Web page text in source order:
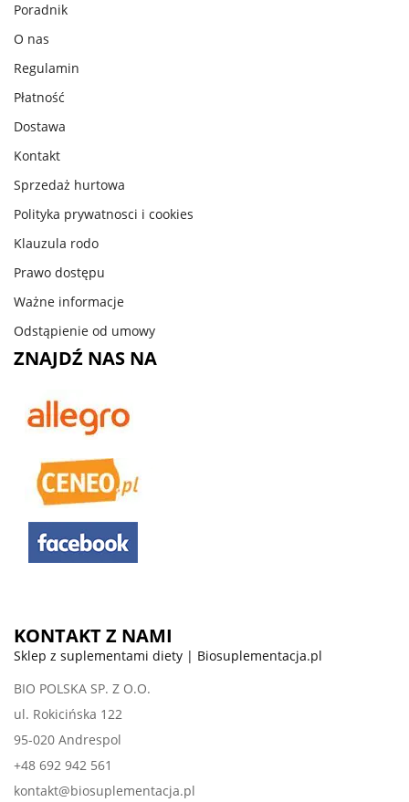
Poradnik
O nas
Regulamin
Płatność
Dostawa
Kontakt
Sprzedaż hurtowa
Polityka prywatnosci i cookies
Klauzula rodo
Prawo dostępu
Ważne informacje
Odstąpienie od umowy
ZNAJDŹ NAS NA
KONTAKT Z NAMI
Sklep z suplementami diety | Biosuplementacja.pl
BIO POLSKA SP. Z O.O.
ul. Rokicińska 122
95-020 Andrespol
+48 692 942 561
kontakt@biosuplementacja.pl